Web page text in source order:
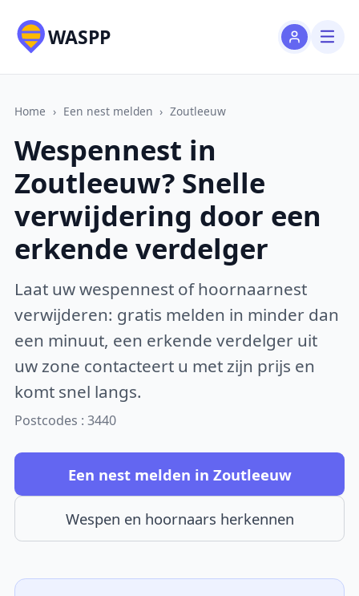
WASPP
Home › Een nest melden › Zoutleeuw
Wespennest in
Zoutleeuw? Snelle
verwijdering door een
erkende verdelger
Laat uw wespennest of hoornaarnest
verwijderen: gratis melden in minder dan
een minuut, een erkende verdelger uit
uw zone contacteert u met zijn prijs en
komt snel langs.
Postcodes : 3440
Een nest melden in Zoutleeuw
Wespen en hoornaars herkennen